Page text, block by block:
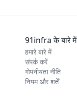
91infra के बारे में
हमारे बारे में
संपर्क करें
गोपनीयता नीति
नियम और शर्तें